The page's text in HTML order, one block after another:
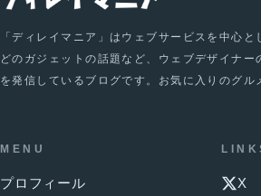
「ディレイマニア」はウェブサービスを中心
どのガジェットの話題など、ウェブデザイナー
を発信しているブログです。お気に入りのグル
MENU
プロフィール X